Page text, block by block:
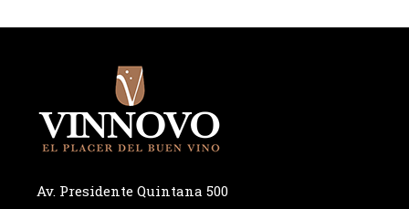
Av. Presidente Quintana 500